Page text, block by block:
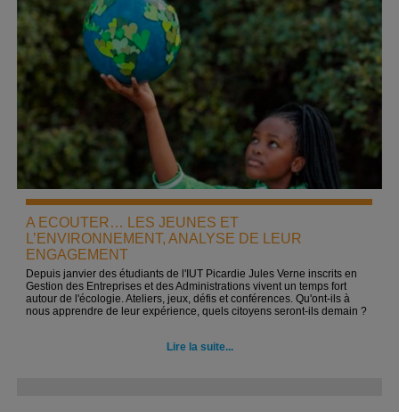
A ECOUTER… LES JEUNES ET
L’ENVIRONNEMENT, ANALYSE DE LEUR
ENGAGEMENT
Depuis janvier des étudiants de l'IUT Picardie Jules Verne inscrits en
Gestion des Entreprises et des Administrations vivent un temps fort
autour de l'écologie. Ateliers, jeux, défis et conférences. Qu'ont-ils à
nous apprendre de leur expérience, quels citoyens seront-ils demain ?
Lire la suite...